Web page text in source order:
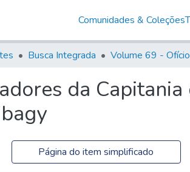
Comunidades & Coleções
Busca Integrada
da Capitania
Página do item simplificado